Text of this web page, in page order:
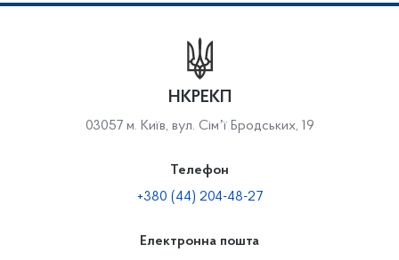
НКРЕКП
03057 м. Київ, вул. Сімʼї Бродських, 19
Телефон
+380 (44) 204-48-27
Електронна пошта